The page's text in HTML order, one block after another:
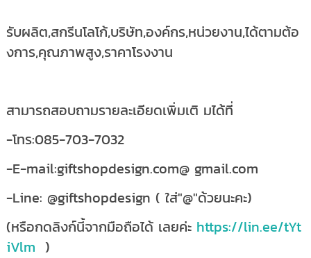
รับผลิต,สกรีนโลโก้,บริษัท,องค์กร,หน่วยงาน,ได้ตามต้อ
งการ,คุณภาพสูง,ราคาโรงงาน
สามารถสอบถามรายละเอียดเพิ่มเติ มได้ที่
-โทร:085-703-7032
-E-mail:giftshopdesign.com@ gmail.com
-Line: @giftshopdesign ( ใส่"@"ด้วยนะคะ)
(หรือกดลิงก์นี้จากมือถือได้ เลยค่ะ https://lin.ee/tYt
iVlm )